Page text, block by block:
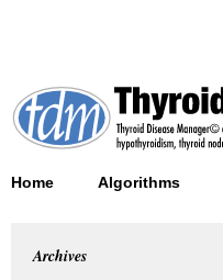
Home Algorithms
Archives